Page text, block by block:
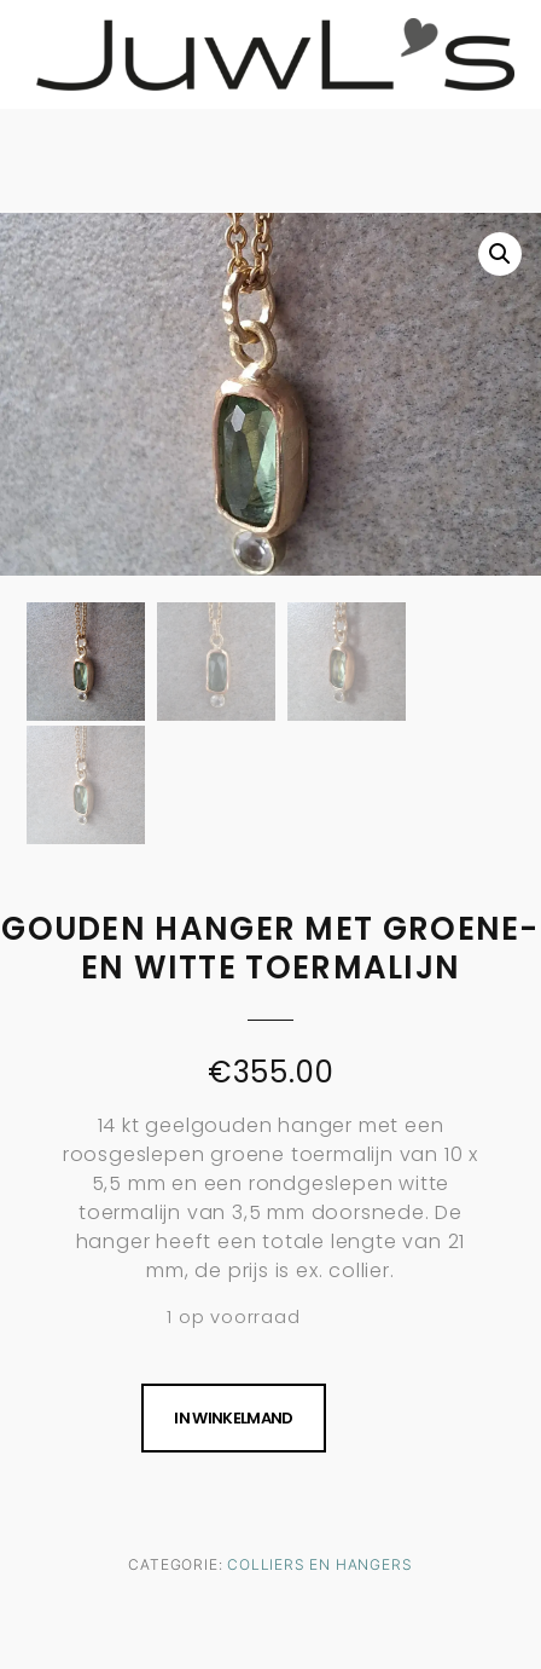
GOUDEN HANGER MET GROENE-
EN WITTE TOERMALIJN
€355.00
14 kt geelgouden hanger met een
roosgeslepen groene toermalijn van 10 x
5,5 mm en een rondgeslepen witte
toermalijn van 3,5 mm doorsnede. De
hanger heeft een totale lengte van 21
mm, de prijs is ex. collier.
1 op voorraad
IN WINKELMAND
CATEGORIE:COLLIERS EN HANGERS